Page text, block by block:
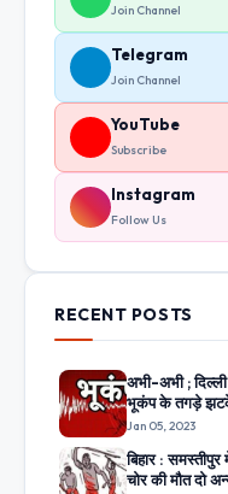
Join Channel
Telegram
Join Channel
YouTube
Subscribe
Instagram
Follow Us
RECENT POSTS
अभी-अभी ;
भूकंप के तगड़े
Jan 05, 2023
बिहार :
चोर की मौत दो